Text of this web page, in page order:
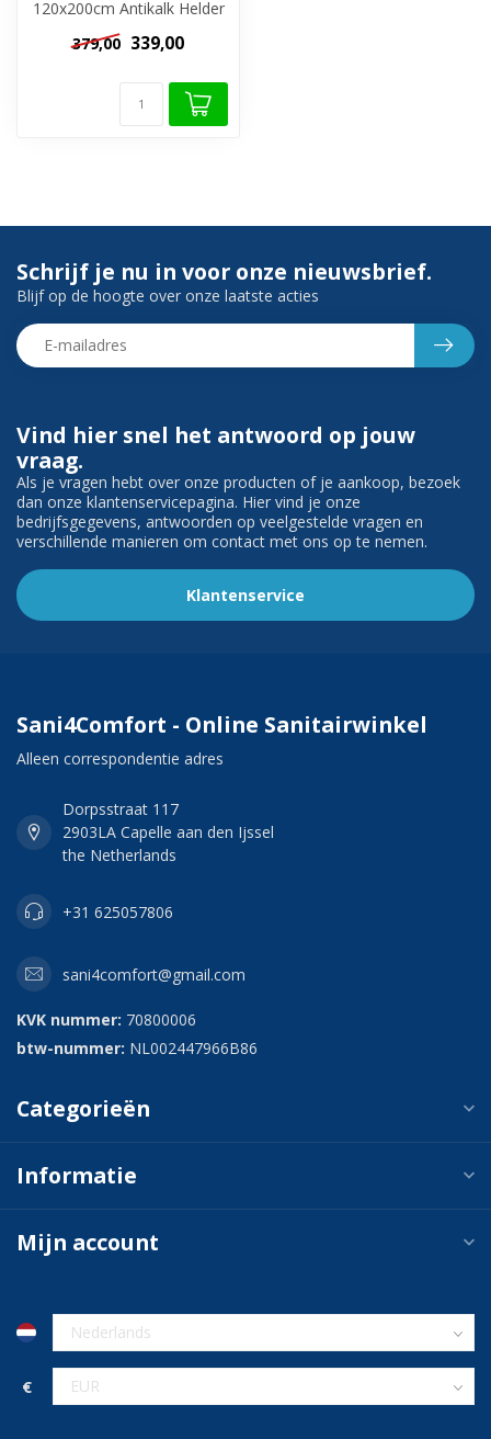
120x200cm Antikalk Helder
Glas Mat Zwart 8mm
Veiligheidsglas...
379,00 339,00
Vind hier snel het antwoord op jouw
vraag.
Als je vragen hebt over onze producten of je aankoop, bezoek
dan onze klantenservicepagina. Hier vind je onze
bedrijfsgegevens, antwoorden op veelgestelde vragen en
verschillende manieren om contact met ons op te nemen.
Klantenservice
Schrijf je nu in voor onze nieuwsbrief.
Blijf op de hoogte over onze laatste acties
Sani4Comfort - Online Sanitairwinkel
Alleen correspondentie adres
Dorpsstraat 117
2903LA Capelle aan den Ijssel
the Netherlands
+31 625057806
sani4comfort@gmail.com
KVK nummer: 70800006
btw-nummer: NL002447966B86
Categorieën
Informatie
Mijn account
€